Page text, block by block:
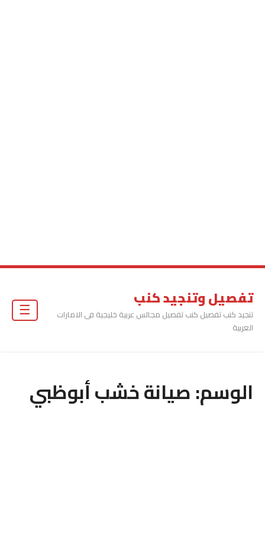
تفصيل وتنجيد كنب
تنجيد كنب تفصيل كنب تفصيل مجالس عربية خليجية فى الامارات
العربية
الوسم:صيانة خشب أبوظبي